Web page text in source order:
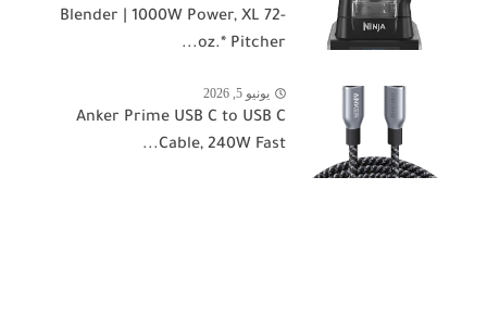
Blender | 1000W Power, XL 72-
oz.* Pitcher...
يونيو 5, 2026
Anker Prime USB C to USB C
Cable, 240W Fast...